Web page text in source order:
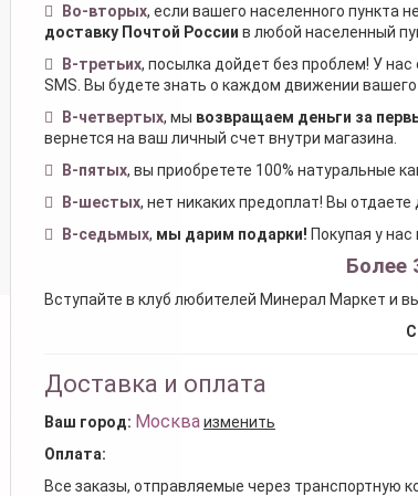
Во-вторых, если вашего населенного пункта
доставку Почтой России в любой населенный
В-третьих, посылка дойдет без проблем! У
SMS. Вы будете знать о каждом движении вашего
В-четвертых, мы возвращаем деньги за
вернется на ваш личный счет внутри магазина.
В-пятых, вы приобретете 100% натуральные
В-шестых, нет никаких предоплат! Вы
В-седьмых, мы дарим подарки! Покупая у
Более
Вступайте в клуб любителей Минерал Маркет и
Доставка и оплата
Ваш город: Москваизменить
Оплата:
Все заказы, отправляемые через транспортную